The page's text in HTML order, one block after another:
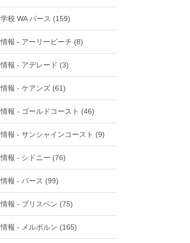
学校 WA パース (159)
情報 - アーリービーチ (8)
情報 - アデレード (3)
情報 - ケアンズ (61)
情報 - ゴールドコースト (46)
情報 - サンシャインコースト (9)
情報 - シドニー (76)
情報 - パース (99)
情報 - ブリスベン (75)
情報 - メルボルン (165)